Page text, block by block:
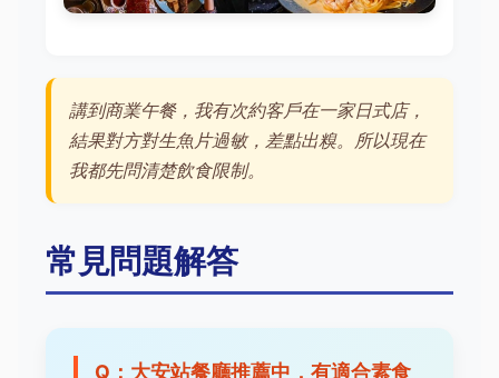
講到商業午餐，我有次約客戶在一家日式店，
結果對方對生魚片過敏，差點出糗。所以現在
我都先問清楚飲食限制。
常見問題解答
Q：大安站餐廳推薦中，有適合素食